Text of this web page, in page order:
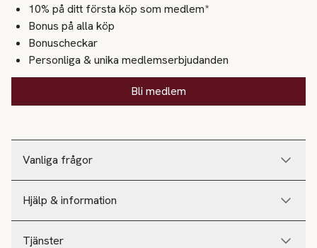
Vanliga frågor
Hjälp & information
Tjänster
10% på ditt första köp som medlem*
Bonus på alla köp
Bonuscheckar
Personliga & unika medlemserbjudanden
Bli medlem